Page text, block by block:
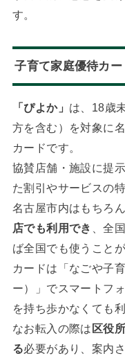
す。
子育て家庭優待カー
「ぴよか」 は、18歳
方を含む）を対象に
カードです。
協賛店舗・施設に提
た割引やサービスの
名古屋市内はもちろ
店でも利用でき
、全
ば全国でも使うことが
カードは「なごや子
ー）」でスマートフ
を持ち歩かなくても
なお転入の際は 区役
る必要があり、案内